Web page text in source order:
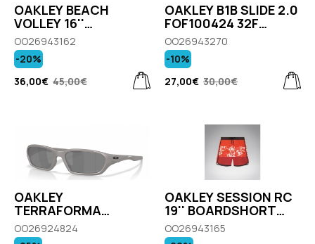
OAKLEY BEACH
VOLLEY 16''
BEACHSHORT
FOA404310 82I FADED
PINK
OO26943162
36,00€ 45,00€
-20%
OAKLEY B1B SLIDE 2.0
FOF100424 32F
PEBBLE
OO26943270
27,00€ 30,00€
-10%
OAKLEY
TERRAFORMA
OO9530-05
OO26924824
OAKLEY SESSION RC
19'' BOARDSHORT
FOA405404 7DA
CAMO HIBISCUS AV
OO26943165